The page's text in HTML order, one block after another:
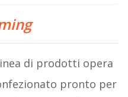
di prodotti opera
pronto per